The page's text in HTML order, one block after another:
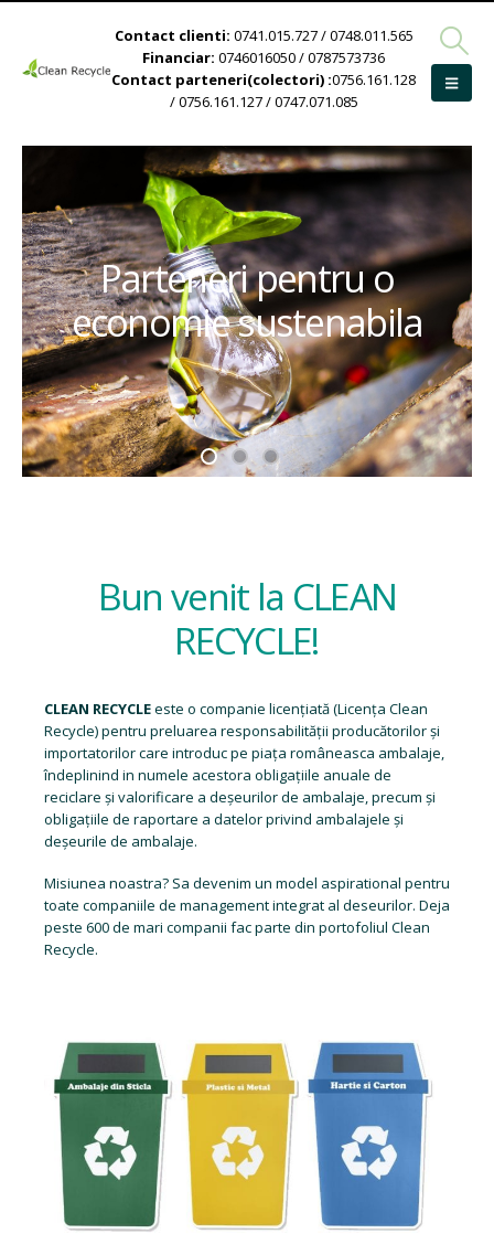
Contact clienti: 0741.015.727 / 0748.011.565
Financiar: 0746016050 / 0787573736
Contact parteneri(colectori) :0756.161.128
/ 0756.161.127 / 0747.071.085
Parteneri pentru o
economie sustenabila
Bun venit la CLEAN
RECYCLE!
CLEAN RECYCLEeste o companie licențiată (Licența Clean
Recycle) pentru preluarea responsabilității producătorilor și
importatorilor care introduc pe piața româneasca ambalaje,
îndeplinind in numele acestora obligațiile anuale de
reciclare și valorificare a deșeurilor de ambalaje, precum și
obligațiile de raportare a datelor privind ambalajele și
deșeurile de ambalaje.
Misiunea noastra? Sa devenim un model aspirational pentru
toate companiile de management integrat al deseurilor. Deja
peste 600 de mari companii fac parte din portofoliul Clean
Recycle.